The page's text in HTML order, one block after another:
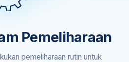
Pemeliharaan
pemeliharaan rutin untuk